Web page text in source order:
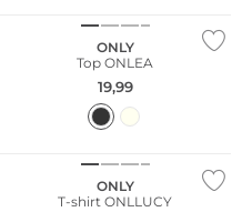
ONLY
Top ONLEA
19,99
ONLY
T-shirt ONLLUCY